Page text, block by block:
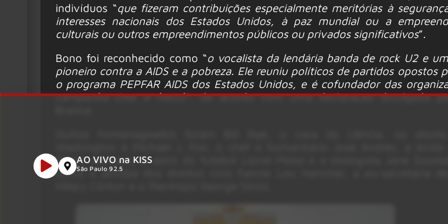
indivíduos “que fizeram contribuições especialmente meritórias à
interesses nacionais dos Estados Unidos, à paz mundial ou a
culturais ou outros empreendimentos públicos ou privados significativos”.
Bono foi reconhecido como “o vocalista da lendária banda de rock U2 e
pioneiro contra a AIDS e a pobreza. Ele reuniu políticos de partidos opostos
o programa PEPFAR AIDS dos Estados Unidos, e é cofundador das
campanha ONE e (RED)”, de acordo com uma declaração divulgada
Magic Johnson, o astro do futebol Lionel Messi e a etologista Jane
como a ativista dos direitos civis Fannie Lou Hammer, a ex-secretária de
AO VIVO na KISS
São Paulo 92.5